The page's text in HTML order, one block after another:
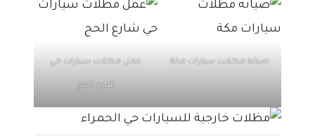
صيانه مظلات سيارات مكة عمل مظلات سيارات حي
شارع الحج